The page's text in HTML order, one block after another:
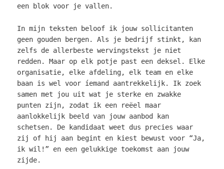
een blok voor je vallen.
In mijn teksten beloof ik jouw sollicitanten
geen gouden bergen. Als je bedrijf stinkt, kan
zelfs de allerbeste wervingstekst je niet
redden. Maar op elk potje past een deksel. Elke
organisatie, elke afdeling, elk team en elke
baan is wel voor íemand aantrekkelijk. Ik zoek
samen met jou uit wat je sterke en zwakke
punten zijn, zodat ik een reëel maar
aanlokkelijk beeld van jouw aanbod kan
schetsen. De kandidaat weet dus precies waar
zij of hij aan begint en kiest bewust voor “Ja,
ik wil!” en een gelukkige toekomst aan jouw
zijde.